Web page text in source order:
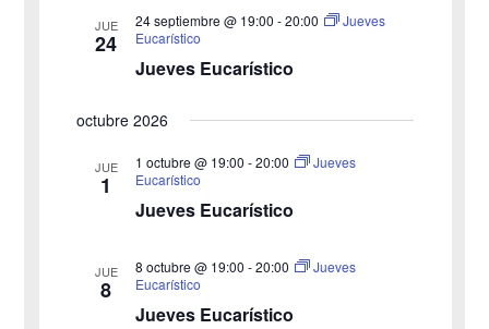
JUE
24
Jueves Eucarístico
24 septiembre @ 19:00 -20:00
Jueves
Eucarístico
octubre 2026
JUE
1
Jueves Eucarístico
1 octubre @ 19:00 -20:00
Jueves
Eucarístico
JUE
8
Jueves Eucarístico
8 octubre @ 19:00 -20:00
Jueves
Eucarístico